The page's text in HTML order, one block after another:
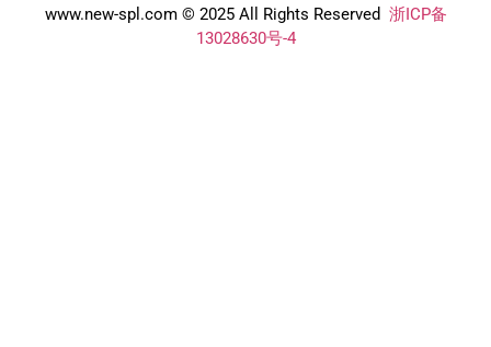
www.new-spl.com © 2025 All Rights Reserved 浙ICP备
13028630号-4